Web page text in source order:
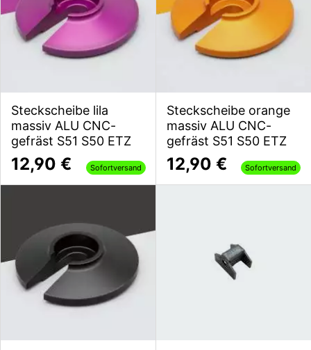
Steckscheibe lila
massiv ALU CNC-
gefräst S51 S50 ETZ
12,90 € Sofortversand
Steckscheibe orange
massiv ALU CNC-
gefräst S51 S50 ETZ
12,90 € Sofortversand